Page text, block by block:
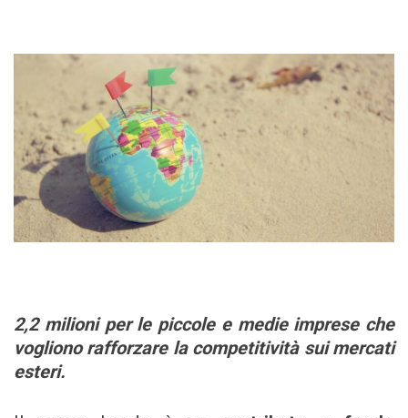
2,2 milioni per le piccole e medie imprese che
vogliono rafforzare la competitività sui mercati
esteri.